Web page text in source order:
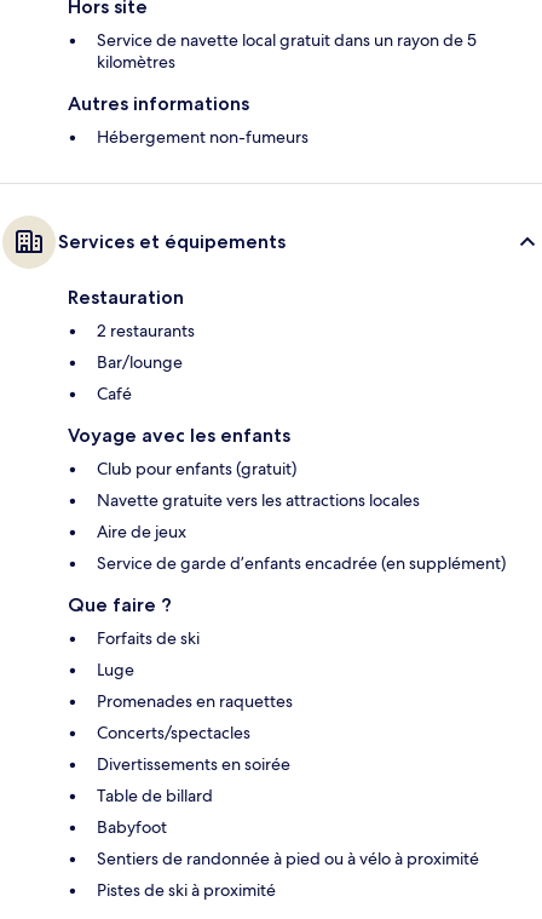
Hors site
Service de navette local gratuit dans un rayon de 5
kilomètres
Autres informations
Hébergement non-fumeurs
Services et équipements
Restauration
2 restaurants
Bar/lounge
Café
Voyage avec les enfants
Club pour enfants (gratuit)
Navette gratuite vers les attractions locales
Aire de jeux
Service de garde d’enfants encadrée (en supplément)
Que faire ?
Forfaits de ski
Luge
Promenades en raquettes
Concerts/spectacles
Divertissements en soirée
Table de billard
Babyfoot
Sentiers de randonnée à pied ou à vélo à proximité
Pistes de ski à proximité